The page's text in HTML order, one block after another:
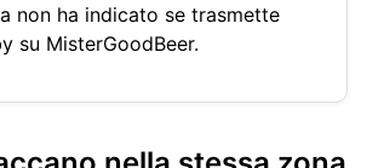
non ha indicato se trasmette
su MisterGoodBeer.